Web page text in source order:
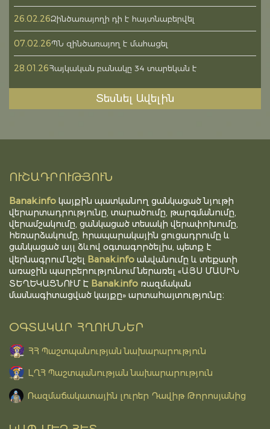
26.02.26Զինծառայողի դի է հայտնաբերվել
07.02.26ՊՆ զինծառայող է մահացել
28.01.26Հայկական բանակը 34 տարեկան է
Տեսնել Ավելին
ՈՒՇԱԴՐՈՒԹՅՈՒՆ
Banak.info կայքին պատկանող ցանկացած նյութի
վերարտադրությունը, տարածումը, թարգմանումը,
վերամշակումը, ցանկացած տեսակի վերափոխումը,
հեռարձակումը, հրապարակային ցուցադրումը և
ցանկացած այլ ձևով օգտագործելիս, պետք է
վերնագրում նշել Banak.info անվանումը և տեքստի
առաջին պարբերությունում ներառել «ԱՅՍ ՄԱՍԻՆ
ՏԵՂԵԿԱՑՆՈՒՄ Է Banak.info ռազմական
մասնագիտացված կայքը» արտահայտությունը։
ՕԳՏԱԿԱՐ ՀՂՈՒՄՆԵՐ
ՀՀ Պաշտպանության նախարարություն
ԼՂՀ Պաշտպանության նախարարություն
Ռազմաճակատային լուրեր Դավիթ Թորոսյանից